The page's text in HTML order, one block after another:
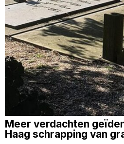
Meer verdachten
Haag schrapping van